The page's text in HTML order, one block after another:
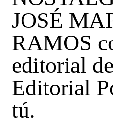
JOSÉ
RAMOS
editorial
Editorial
tú.